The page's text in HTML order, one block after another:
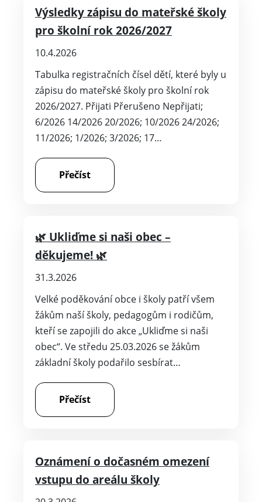
6/2026 14/2026 20/2026; 10/2026 24/2026;
11/2026; 1/2026; 3/2026; 17…
Přečíst
🌿 Ukliďme si naši obec –
děkujeme! 🌿
31.3.2026
Velké poděkování obce i školy patří všem
obec“. Ve středu 25.03.2026 se žákům
základní školy podařilo sesbírat…
Přečíst
Oznámení o dočasném omezení
vstupu do areálu školy
20.3.2026
Vážení rodiče, milí žáci, vážení zaměstnanci,
prací v prostoru před školou k dočasnému
uzavření parkoviště před…